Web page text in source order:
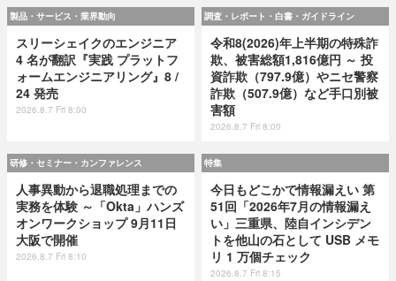
製品・サービス・業界動向
スリーシェイクのエンジニア
4 名が翻訳『実践 プラットフ
ォームエンジニアリング』8 /
24 発売
2026.8.7 Fri 8:00
調査・レポート・白書・ガイドライン
令和8(2026)年上半期の特殊詐
欺、被害総額1,816億円 ～ 投
資詐欺（797.9億）やニセ警察
詐欺（507.9億）など手口別被
害額
2026.8.7 Fri 8:00
研修・セミナー・カンファレンス
人事異動から退職処理までの
実務を体験 ～「Okta」ハンズ
オンワークショップ 9月11日
大阪で開催
2026.8.7 Fri 8:10
特集
今日もどこかで情報漏えい 第
51回「2026年7月の情報漏え
い」三重県、陸自インシデン
トを他山の石として USB メモ
リ 1 万個チェック
2026.8.7 Fri 8:15